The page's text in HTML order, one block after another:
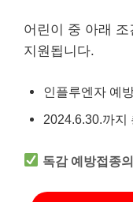
어린이 중 아래
지원됩니다.
인플루엔자 예
2024.6.30.까지
독감 예방접종